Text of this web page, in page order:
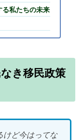
る私たちの未来
き移民政策
けど今はってな